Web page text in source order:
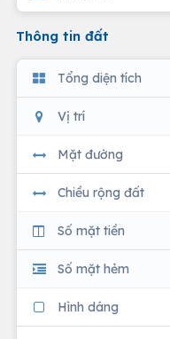
Thông tin đất
Tổng diện tích
Vị trí
Mặt đường
Chiều rộng đất
Số mặt tiền
Số mặt hẻm
Hình dáng